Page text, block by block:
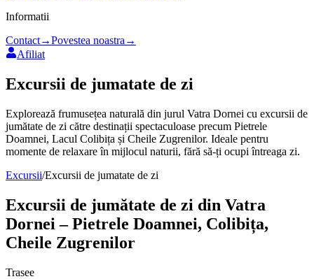
Informatii
Contact→Povestea noastra →
Afiliat
Excursii de jumatate de zi
Explorează frumusețea naturală din jurul Vatra Dornei cu excursii de
jumătate de zi către destinații spectaculoase precum Pietrele
Doamnei, Lacul Colibița și Cheile Zugrenilor. Ideale pentru
momente de relaxare în mijlocul naturii, fără să-ți ocupi întreaga zi.
Excursii/Excursii de jumatate de zi
Excursii de jumătate de zi din Vatra
Dornei – Pietrele Doamnei, Colibița,
Cheile Zugrenilor
Trasee